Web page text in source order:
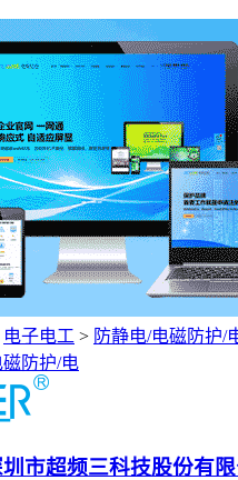
电子电工 > 防静电/电磁防护/
磁防护/电
圳市超频三科技股份有